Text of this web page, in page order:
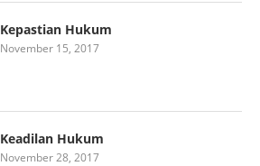
Kepastian Hukum
November 15, 2017
Keadilan Hukum
November 28, 2017